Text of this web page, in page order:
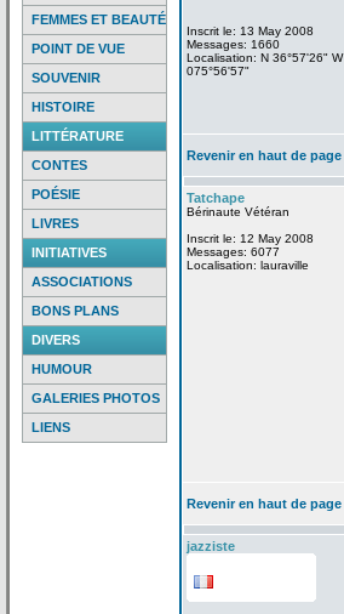
FEMMES ET BEAUTÉ
POINT DE VUE
SOUVENIR
HISTOIRE
LITTÉRATURE
CONTES
POÉSIE
LIVRES
INITIATIVES
ASSOCIATIONS
BONS PLANS
DIVERS
HUMOUR
GALERIES PHOTOS
LIENS
Inscrit le: 13 May 2008
Messages: 1660
Localisation: N 36°57'26" W
075°56'57"
Revenir en haut de page
Tatchape
Bérinaute Vétéran
Inscrit le: 12 May 2008
Messages: 6077
Localisation: lauraville
Revenir en haut de page
jazziste